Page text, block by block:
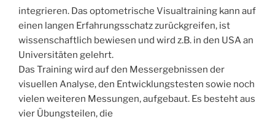
integrieren. Das optometrische Visualtraining kann auf
einen langen Erfahrungsschatz zurückgreifen, ist
wissenschaftlich bewiesen und wird z.B. in den USA an
Universitäten gelehrt.
Das Training wird auf den Messergebnissen der
visuellen Analyse, den Entwicklungstesten sowie noch
vielen weiteren Messungen, aufgebaut. Es besteht aus
vier Übungsteilen, die